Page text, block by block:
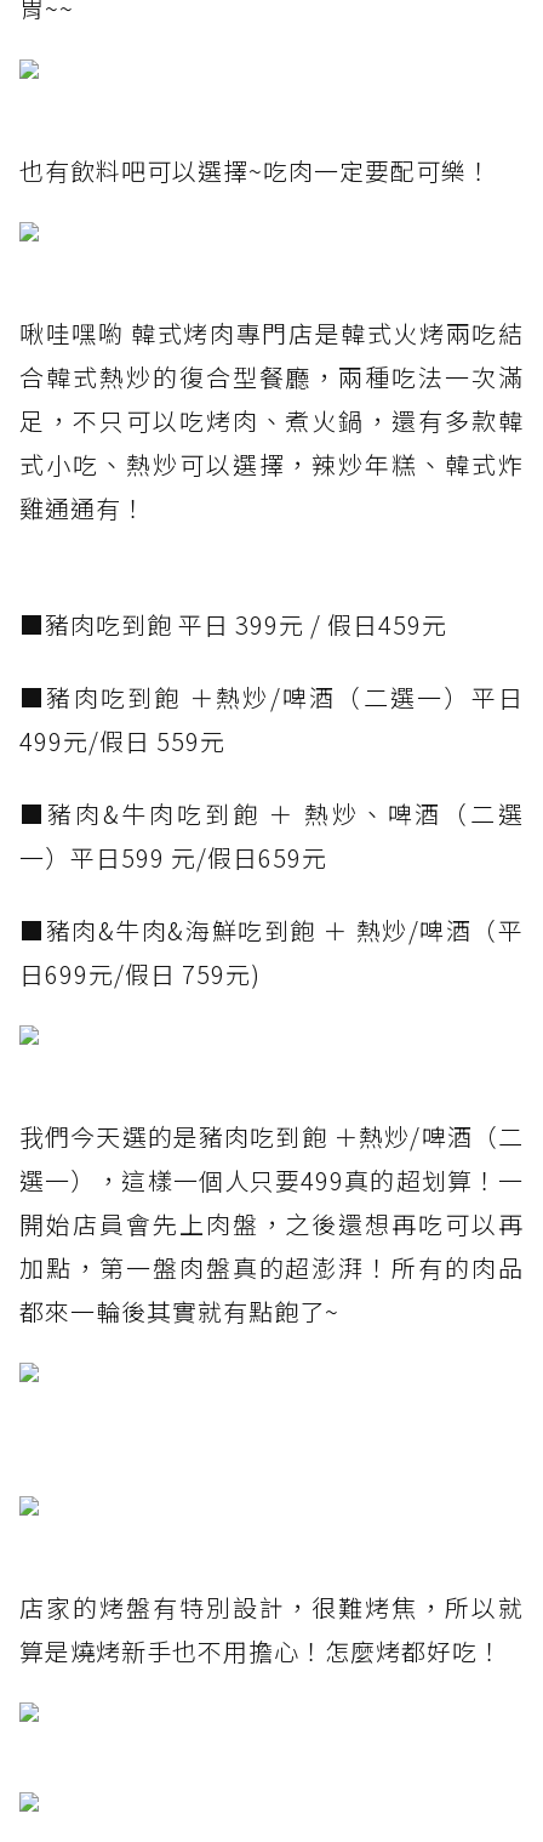
胃~~
也有飲料吧可以選擇~吃肉一定要配可樂！
啾哇嘿喲 韓式烤肉專門店是韓式火烤兩吃結
合韓式熱炒的復合型餐廳，兩種吃法一次滿
足，不只可以吃烤肉、煮火鍋，還有多款韓
式小吃、熱炒可以選擇，辣炒年糕、韓式炸
雞通通有！
■豬肉吃到飽 平日 399元 / 假日459元
■豬肉吃到飽 ＋熱炒/啤酒（二選一）平日
499元/假日 559元
■豬肉&牛肉吃到飽 ＋ 熱炒、啤酒（二選
一）平日599 元/假日659元
■豬肉&牛肉&海鮮吃到飽 ＋ 熱炒/啤酒（平
日699元/假日 759元)
我們今天選的是豬肉吃到飽 ＋熱炒/啤酒（二
選一），這樣一個人只要499真的超划算！一
開始店員會先上肉盤，之後還想再吃可以再
加點，第一盤肉盤真的超澎湃！所有的肉品
都來一輪後其實就有點飽了~
店家的烤盤有特別設計，很難烤焦，所以就
算是燒烤新手也不用擔心！怎麼烤都好吃！